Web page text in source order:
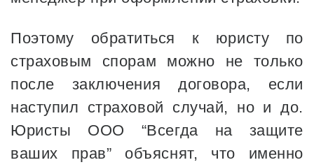
Поэтому обратиться к юристу по
страховым спорам можно не только
после заключения договора, если
наступил страховой случай, но и до.
Юристы ООО “Всегда на защите
ваших прав” объяснят, что именно